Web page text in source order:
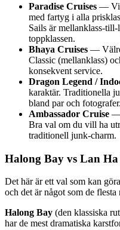
Paradise Cruises —
med fartyg i alla
Sails är mellanklass-
toppklassen.
Bhaya Cruises —
Classic (mellanklass)
konsekvent service.
Dragon Legend /
karaktär. Traditionella
bland par och fotografer.
Ambassador Cruise —
Bra val om du vill ha
traditionell junk-charm.
Halong Bay vs Lan
Det här är ett val som kan
och det är något som de flesta
Halong Bay (den klassiska
har de mest dramatiska